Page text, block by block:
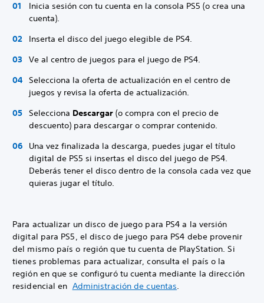
Inicia sesión con tu cuenta en la consola PS5 (o crea una
cuenta).
Inserta el disco del juego elegible de PS4.
Ve al centro de juegos para el juego de PS4.
Selecciona la oferta de actualización en el centro de
juegos y revisa la oferta de actualización.
Selecciona Descargar (o compra con el precio de
descuento) para descargar o comprar contenido.
Una vez finalizada la descarga, puedes jugar el título
digital de PS5 si insertas el disco del juego de PS4.
Deberás tener el disco dentro de la consola cada vez que
quieras jugar el título.
Para actualizar un disco de juego para PS4 a la versión
digital para PS5, el disco de juego para PS4 debe provenir
del mismo país o región que tu cuenta de PlayStation. Si
tienes problemas para actualizar, consulta el país o la
región en que se configuró tu cuenta mediante la dirección
residencial en Administración de cuentas.